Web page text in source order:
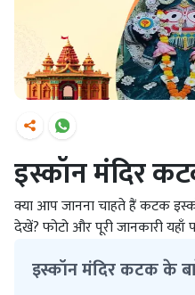
इस्कॉन मंदिर
क्या आप जानना चाहते हैं कटक
देखें? फोटो और पूरी जानकारी
इस्कॉन मंदिर कटक के